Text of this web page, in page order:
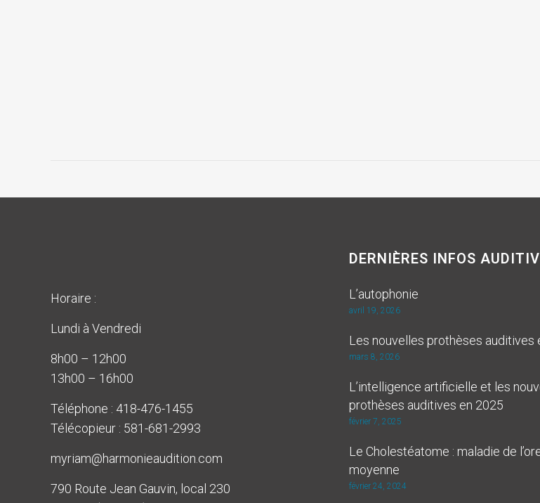
Horaire :
Lundi à Vendredi
8h00 – 12h00
13h00 – 16h00
Téléphone : 418-476-1455
Télécopieur : 581-681-2993
myriam@harmonieaudition.com
790 Route Jean Gauvin, local 230
DERNIÈRES INFOS
L’autophonie
avril 19, 2026
Les nouvelles prothèses auditives
mars 8, 2026
L’intelligence artificielle et les
prothèses auditives en 2025
février 7, 2025
Le Cholestéatome : maladie de
moyenne
février 24, 2024